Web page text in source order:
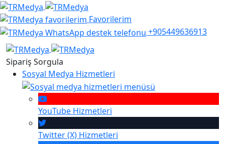
Favorilerim
+905449636913
Sipariş Sorgula
Sosyal Medya Hizmetleri
YouTube Hizmetleri
Twitter (X) Hizmetleri